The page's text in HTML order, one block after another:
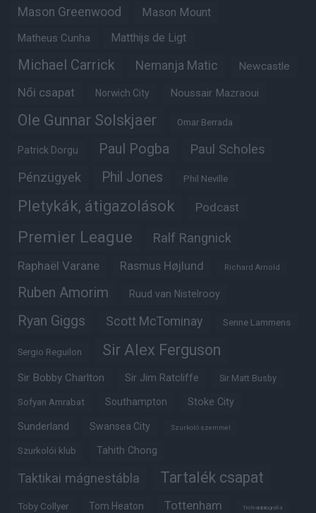
Mason Greenwood Mason Mount
Matheus Cunha Matthijs de Ligt
Michael Carrick Nemanja Matic Newcastle
Női csapat Norwich City Noussair Mazraoui
Ole Gunnar Solskjaer Omar Berrada
Patrick Dorgu Paul Pogba Paul Scholes
Pénzügyek Phil Jones Phil Neville
Pletykák, átigazolások Podcast
Premier League Ralf Rangnick
Raphaël Varane Rasmus Højlund Richard Arnold
Ruben Amorim Ruud van Nistelrooy
Ryan Giggs Scott McTominay Senne Lammens
Sergio Reguilon Sir Alex Ferguson
Sir Bobby Charlton Sir Jim Ratcliffe Sir Matt Busby
Sofyan Amrabat Southampton Stoke City
Sunderland Swansea City Szurkoló szemmel
Szurkolói klub Tahith Chong
Taktikai mágnestábla Tartalék csapat
Toby Collyer Tom Heaton Tottenham Trófeabibliográfia